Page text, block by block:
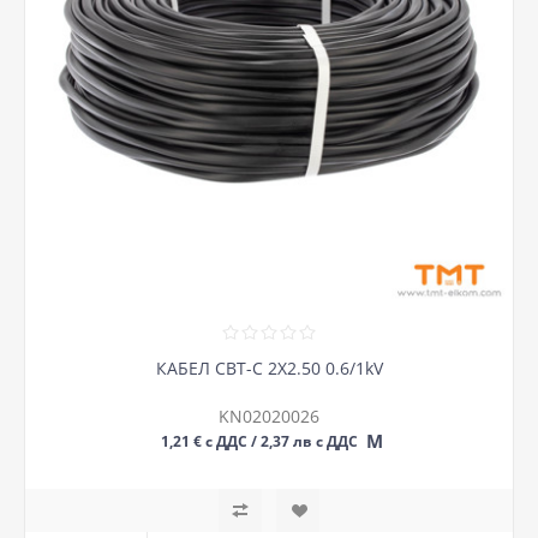
КАБЕЛ СВТ-С 2Х2.50 0.6/1kV
KN02020026
1,21 € с ДДС / 2,37 лв с ДДС М